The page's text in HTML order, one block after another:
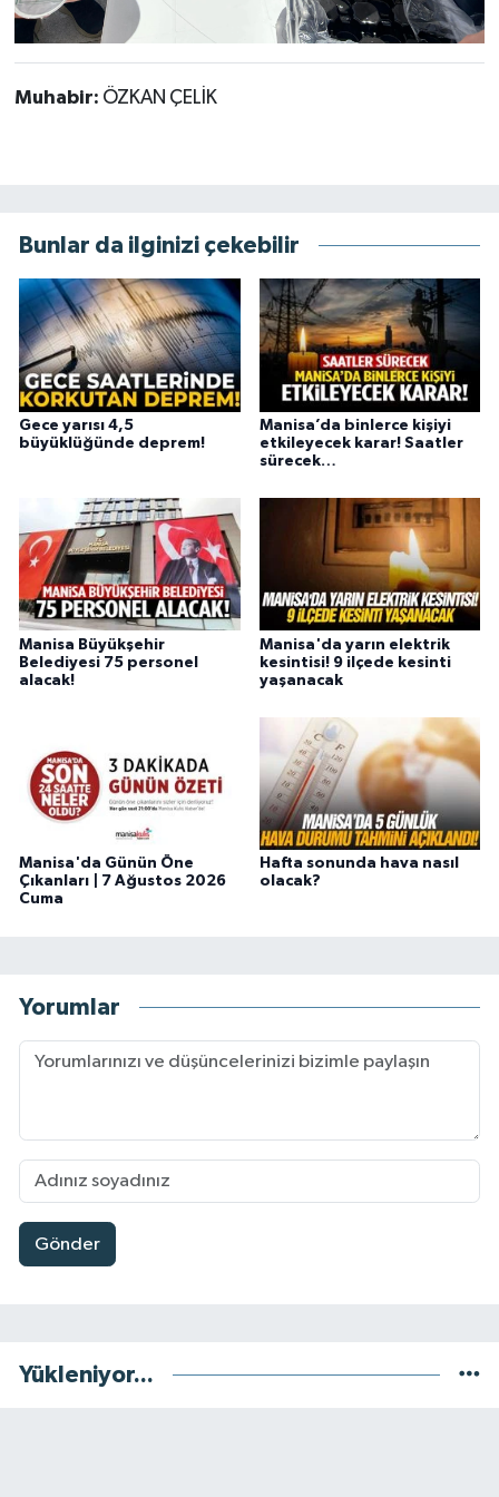
Muhabir: ÖZKAN ÇELİK
Bunlar da ilginizi çekebilir
Gece yarısı 4,5
büyüklüğünde deprem!
Manisa’da binlerce kişiyi
etkileyecek karar! Saatler
sürecek…
Manisa Büyükşehir
Belediyesi 75 personel
alacak!
Manisa'da yarın elektrik
kesintisi! 9 ilçede kesinti
yaşanacak
Manisa'da Günün Öne
Çıkanları | 7 Ağustos 2026
Cuma
Hafta sonunda hava nasıl
olacak?
Yorumlar
Gönder
Yükleniyor...